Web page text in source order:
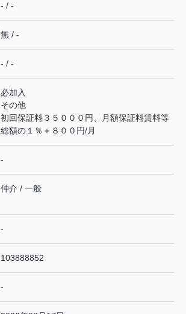
- / -
無 / -
- / -
必加入
その他
初回保証料３５０００円、月額保証料賃料等
総額の１％＋８００円/月
-
仲介 / 一般
-
103888852
-